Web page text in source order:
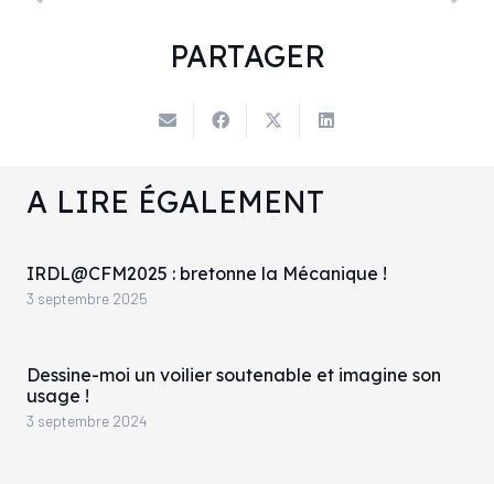
PARTAGER
A LIRE ÉGALEMENT
IRDL@CFM2025 : bretonne la Mécanique !
3 septembre 2025
Dessine-moi un voilier soutenable et imagine son
usage !
3 septembre 2024